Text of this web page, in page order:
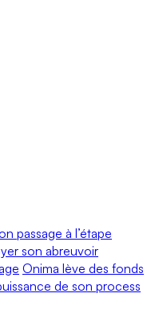
passage à l’étape
son abreuvoir
Onima lève des fonds
de son process